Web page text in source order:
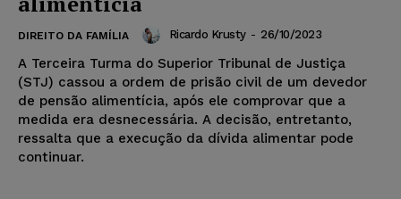
DIREITO DA FAMÍLIA Ricardo Krusty - 26/10/2023
A Terceira Turma do Superior Tribunal de Justiça
(STJ) cassou a ordem de prisão civil de um devedor
de pensão alimentícia, após ele comprovar que a
medida era desnecessária. A decisão, entretanto,
ressalta que a execução da dívida alimentar pode
continuar.